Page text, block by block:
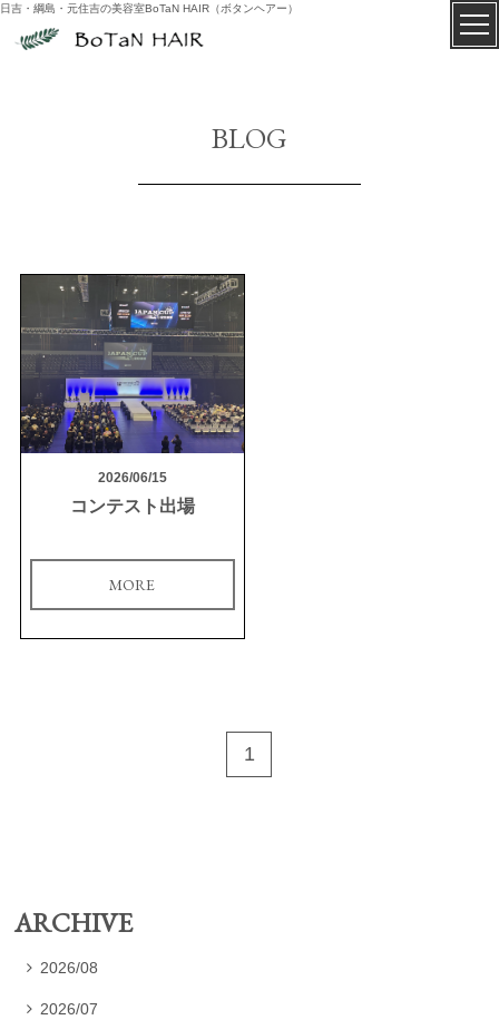
日吉・綱島・元住吉の美容室BoTaN HAIR（ボタンヘアー）
BLOG
2026/06/15
コンテスト出場
MORE
1
ARCHIVE
 2026/08
 2026/07